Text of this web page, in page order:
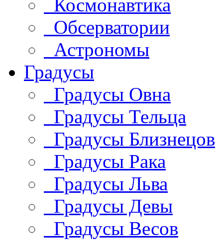
Космонавтика
Обсерватории
Астрономы
Градусы
Градусы Овна
Градусы Тельца
Градусы Близнецов
Градусы Рака
Градусы Льва
Градусы Девы
Градусы Весов